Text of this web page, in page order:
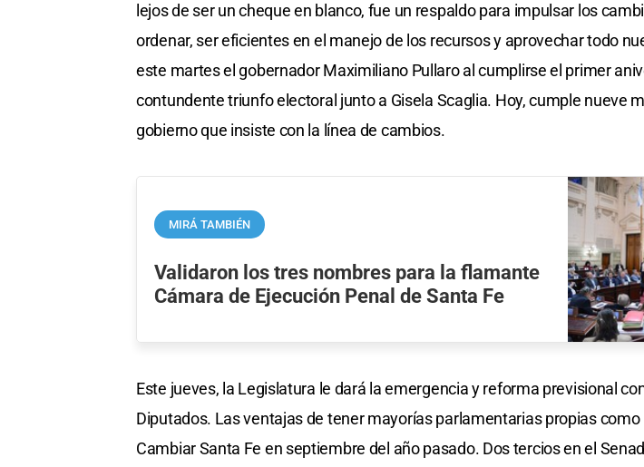
lejos de ser un cheque en blanco, fue un respaldo para impulsar los
ordenar, ser eficientes en el manejo de los recursos y aprovechar todo
este martes el gobernador Maximiliano Pullaro al cumplirse el primer
contundente triunfo electoral junto a Gisela Scaglia. Hoy, cumple nueve
gobierno que insiste con la línea de cambios.
MIRÁ TAMBIÉN
Validaron los tres nombres para la flamante
Cámara de Ejecución Penal de Santa Fe
Este jueves, la Legislatura le dará la emergencia y reforma previsional
Diputados. Las ventajas de tener mayorías parlamentarias propias como
Cambiar Santa Fe en septiembre del año pasado. Dos tercios en el